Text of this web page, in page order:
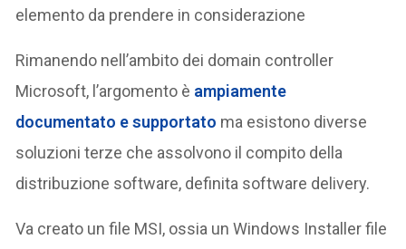
elemento da prendere in considerazione
Rimanendo nell’ambito dei domain controller
Microsoft, l’argomento è ampiamente
documentato e supportato ma esistono diverse
soluzioni terze che assolvono il compito della
distribuzione software, definita software delivery.
Va creato un file MSI, ossia un Windows Installer file